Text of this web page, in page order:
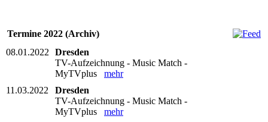
Termine 2022 (Archiv)
08.01.2022
Dresden
TV-Aufzeichnung - Music Match -
MyTVplus mehr
11.03.2022
Dresden
TV-Aufzeichnung - Music Match -
MyTVplus mehr